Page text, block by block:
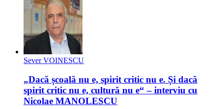
Sever VOINESCU
„Dacă școală nu e, spirit critic nu e. Și dacă
spirit critic nu e, cultură nu e“ – interviu cu
Nicolae MANOLESCU